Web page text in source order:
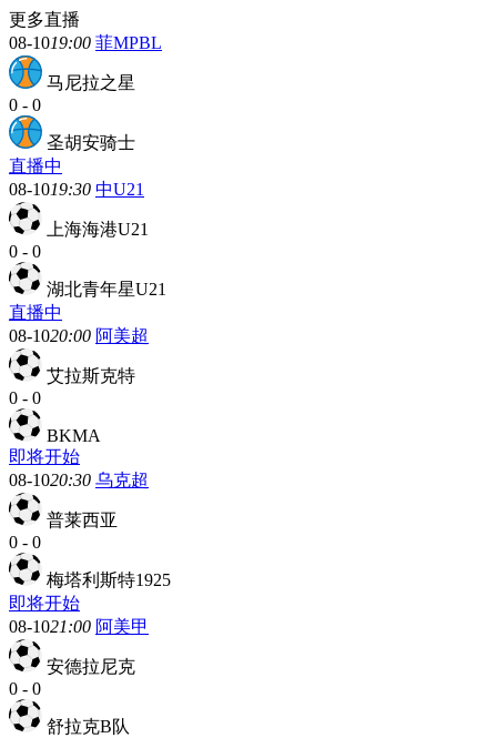
更多直播
08-1019:00 菲MPBL
马尼拉之星
0 - 0
圣胡安骑士
直播中
08-1019:30 中U21
上海海港U21
0 - 0
湖北青年星U21
直播中
08-1020:00 阿美超
艾拉斯克特
0 - 0
BKMA
即将开始
08-1020:30 乌克超
普莱西亚
0 - 0
梅塔利斯特1925
即将开始
08-1021:00 阿美甲
安德拉尼克
0 - 0
舒拉克B队